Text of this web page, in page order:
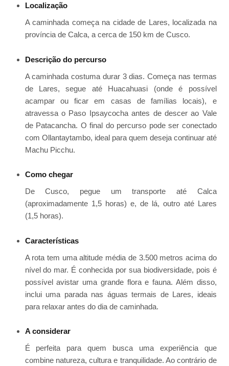
Localização
A caminhada começa na cidade de Lares, localizada na
província de Calca, a cerca de 150 km de Cusco.
Descrição do percurso
A caminhada costuma durar 3 dias. Começa nas termas
de Lares, segue até Huacahuasi (onde é possível
acampar ou ficar em casas de famílias locais), e
atravessa o Paso Ipsaycocha antes de descer ao Vale
de Patacancha. O final do percurso pode ser conectado
com Ollantaytambo, ideal para quem deseja continuar até
Machu Picchu.
Como chegar
De Cusco, pegue um transporte até Calca
(aproximadamente 1,5 horas) e, de lá, outro até Lares
(1,5 horas).
Características
A rota tem uma altitude média de 3.500 metros acima do
nível do mar. É conhecida por sua biodiversidade, pois é
possível avistar uma grande flora e fauna. Além disso,
inclui uma parada nas águas termais de Lares, ideais
para relaxar antes do dia de caminhada.
A considerar
É perfeita para quem busca uma experiência que
combine natureza, cultura e tranquilidade. Ao contrário de